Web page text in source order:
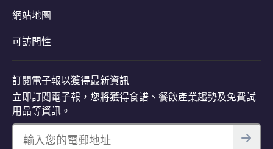
網站地圖
可訪問性
訂閱電子報以獲得最新資訊
立即訂閱電子報，您將獲得食譜、餐飲產業趨勢及免費試
用品等資訊。
輸入您的電郵地址